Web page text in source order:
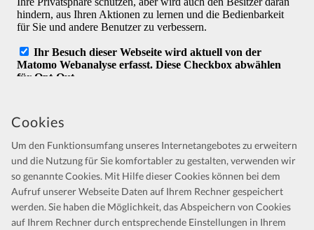
Cookies
Um den Funktionsumfang unseres Internetangebotes zu erweitern
und die Nutzung für Sie komfortabler zu gestalten, verwenden wir
so genannte Cookies. Mit Hilfe dieser Cookies können bei dem
Aufruf unserer Webseite Daten auf Ihrem Rechner gespeichert
werden. Sie haben die Möglichkeit, das Abspeichern von Cookies
auf Ihrem Rechner durch entsprechende Einstellungen in Ihrem